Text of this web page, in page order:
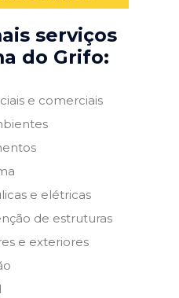
serviços
do Grifo:
e comerciais
e elétricas
de estruturas
e exteriores